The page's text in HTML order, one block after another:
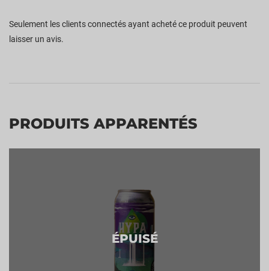
Seulement les clients connectés ayant acheté ce produit peuvent
laisser un avis.
PRODUITS APPARENTÉS
ÉPUISÉ